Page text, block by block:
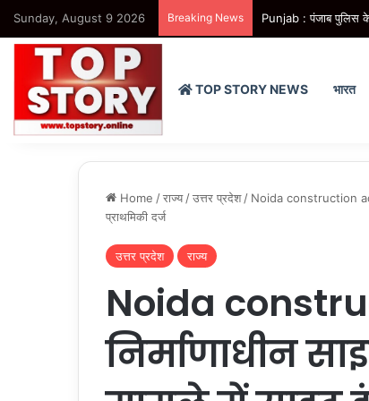
Sunday, August 9 2026 Breaking News Punjab : मोहाली से
TOP STORY NEWS भारत
Home /राज्य /उत्तर प्रदेश / Noida construction
प्राथमिकी दर्ज
उत्तर प्रदेश राज्य
Noida
निर्माणाधीन